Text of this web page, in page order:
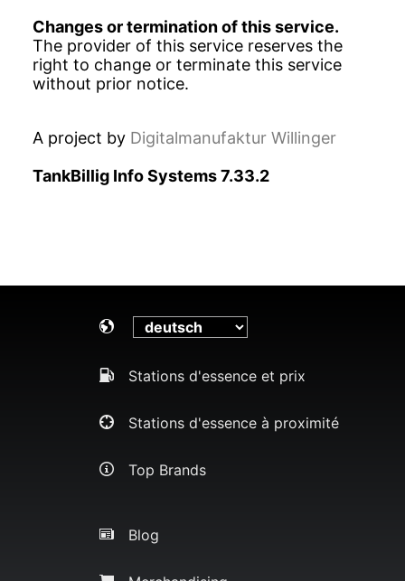
Changes or termination of this service.
The provider of this service reserves the
right to change or terminate this service
without prior notice.
A project by Digitalmanufaktur Willinger
TankBillig Info Systems 7.33.2
Stations d'essence et prix
Stations d'essence à proximité
Top Brands
Blog